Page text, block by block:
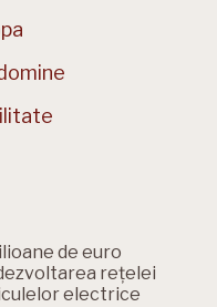
de euro
rețelei
electrice